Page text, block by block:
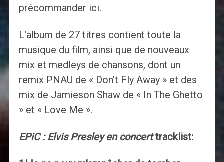
précommander ici.
L'album de 27 titres contient toute la
musique du film, ainsi que de nouveaux
mix et medleys de chansons, dont un
remix PNAU de « Don't Fly Away » et des
mix de Jamieson Shaw de « In The Ghetto
» et « Love Me ».
EPiC : Elvis Presley en concerttracklist: